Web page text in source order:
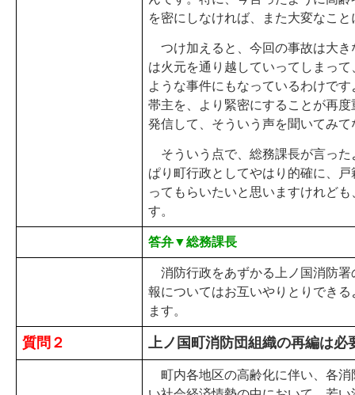
を密にしなければ、また大変なこと
つけ加えると、今回の事故は大き
は火元を通り越していってしまっ
ような事件にもなっているわけで
帯主を、より緊密にすることが再
発信して、そういう声を聞いてみ
そういう点で、総務課長が言った
ぱり町行政としてやはり的確に、
ってもらいたいと思いますけれど
す。
答弁▼総務課長
消防行政をあずかる上ノ国消防署
報についてはお互いやりとりでき
ます。
質問２ 上ノ国町消防団組織の再編は必
町内各地区の高齢化に伴い、各消